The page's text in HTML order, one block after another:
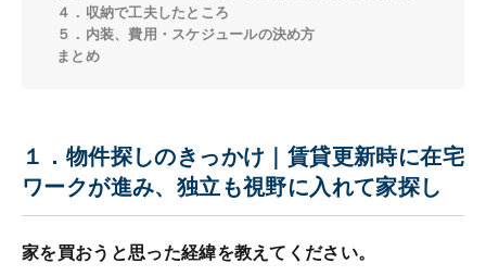
４．収納で工夫したところ
５．内装、費用・スケジュールの決め方
まとめ
１．物件探しのきっかけ｜賃貸更新時に在宅
ワークが進み、独立も視野に入れて家探し
家を買おうと思った経緯を教えてください。